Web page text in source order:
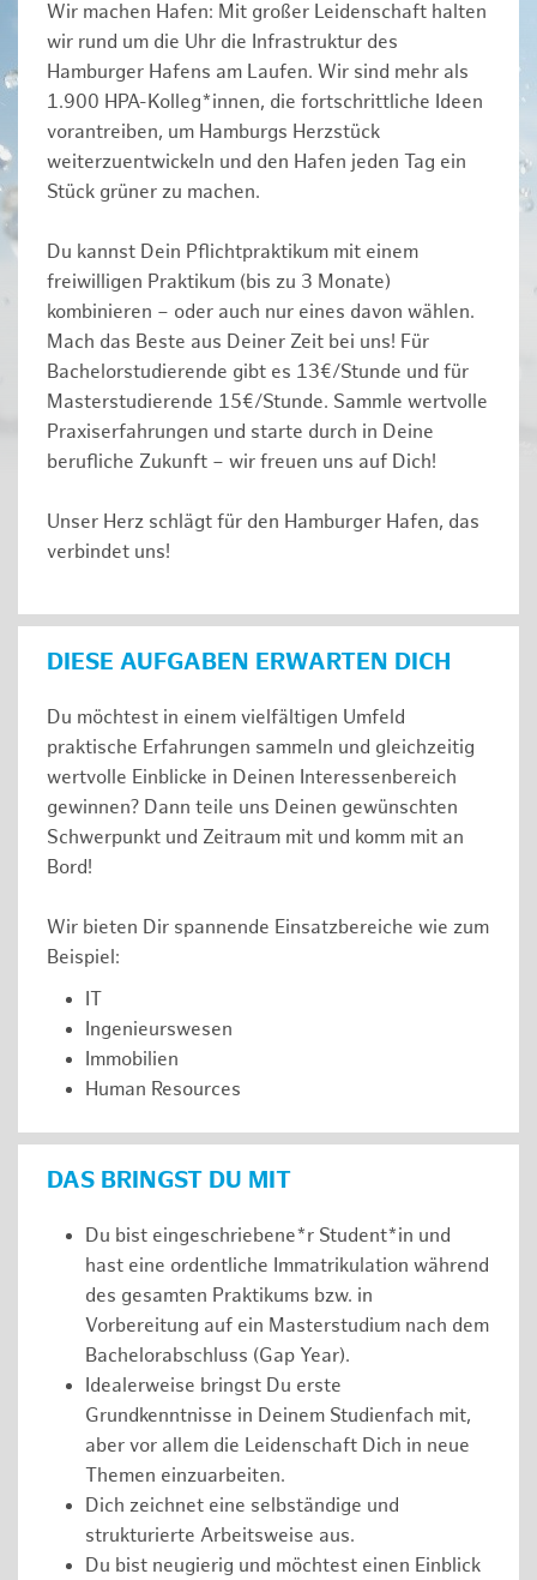
Wir machen Hafen: Mit großer Leidenschaft halten
wir rund um die Uhr die Infrastruktur des
Hamburger Hafens am Laufen. Wir sind mehr als
1.900 HPA-Kolleg*innen, die fortschrittliche Ideen
vorantreiben, um Hamburgs Herzstück
weiterzuentwickeln und den Hafen jeden Tag ein
Stück grüner zu machen.
Du kannst Dein Pflichtpraktikum mit einem
freiwilligen Praktikum (bis zu 3 Monate)
kombinieren – oder auch nur eines davon wählen.
Mach das Beste aus Deiner Zeit bei uns! Für
Bachelorstudierende gibt es 13€/Stunde und für
Masterstudierende 15€/Stunde. Sammle wertvolle
Praxiserfahrungen und starte durch in Deine
berufliche Zukunft – wir freuen uns auf Dich!
Unser Herz schlägt für den Hamburger Hafen, das
verbindet uns!
DIESE AUFGABEN ERWARTEN DICH
Du möchtest in einem vielfältigen Umfeld
praktische Erfahrungen sammeln und gleichzeitig
wertvolle Einblicke in Deinen Interessenbereich
gewinnen? Dann teile uns Deinen gewünschten
Schwerpunkt und Zeitraum mit und komm mit an
Bord!
Wir bieten Dir spannende Einsatzbereiche wie zum
Beispiel:
IT
Ingenieurswesen
Immobilien
Human Resources
DAS BRINGST DU MIT
Du bist eingeschriebene*r Student*in und
hast eine ordentliche Immatrikulation während
des gesamten Praktikums bzw. in
Vorbereitung auf ein Masterstudium nach dem
Bachelorabschluss (Gap Year).
Idealerweise bringst Du erste
Grundkenntnisse in Deinem Studienfach mit,
aber vor allem die Leidenschaft Dich in neue
Themen einzuarbeiten.
Dich zeichnet eine selbständige und
strukturierte Arbeitsweise aus.
Du bist neugierig und möchtest einen Einblick